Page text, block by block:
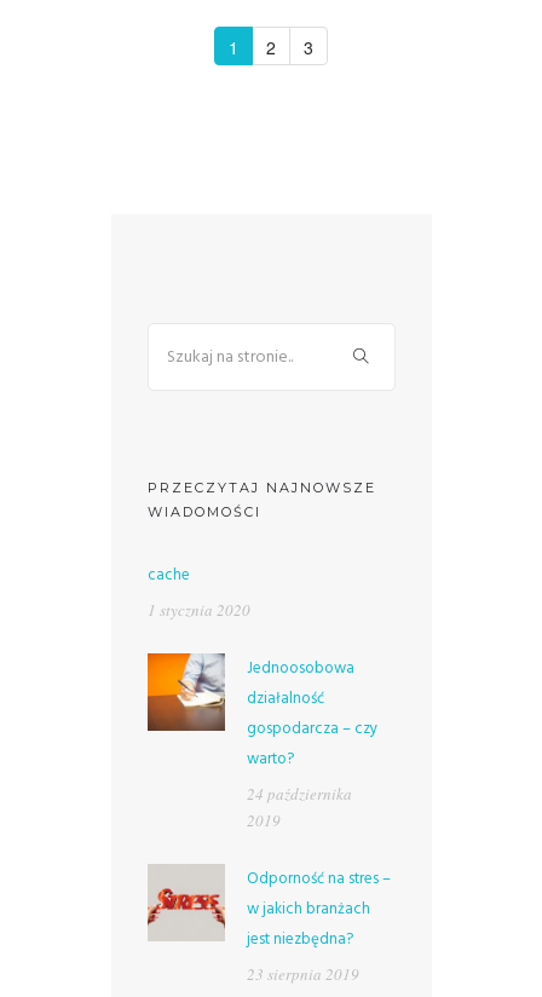
1 2 3
PRZECZYTAJ NAJNOWSZE
WIADOMOŚCI
cache
1 stycznia 2020
Jednoosobowa
działalność
gospodarcza – czy
warto?
24 października
2019
Odporność na stres –
w jakich branżach
jest niezbędna?
23 sierpnia 2019